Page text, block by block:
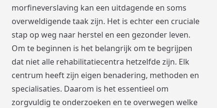
morfineverslaving kan een uitdagende en soms
overweldigende taak zijn. Het is echter een cruciale
stap op weg naar herstel en een gezonder leven.
Om te beginnen is het belangrijk om te begrijpen
dat niet alle rehabilitatiecentra hetzelfde zijn. Elk
centrum heeft zijn eigen benadering, methoden en
specialisaties. Daarom is het essentieel om
zorgvuldig te onderzoeken en te overwegen welke